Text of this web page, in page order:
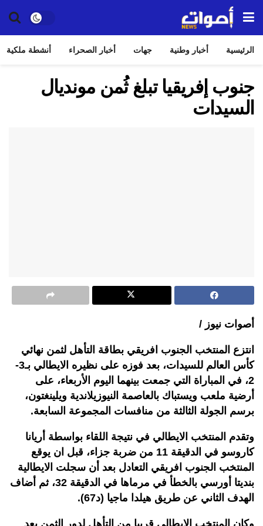
الرئيسية أخبار وطنية جهات أخبار الصحراء أنشطة ملكية
جنوب إفريقيا تبلغ ثُمن مونديال
السيدات
أصوات نيوز /
انتزع المنتخب الجنوب افريقي بطاقة التأهل لثمن نهائي
كأس العالم للسيدات، بعد فوزه على نظيره الايطالي بـ3-
2، في المباراة التي جمعت بينهما اليوم الأربعاء، على
أرضية ملعب ويستباك بالعاصمة النيوزيلاندية ويلينغتون،
برسم الجولة الثالثة من منافسات المجموعة السابعة.
وتقدم المنتخب الايطالي في نتيجة اللقاء بواسطة أريانا
كاروسو في الدقيقة 11 من ضربة جزاء، قبل ان يوقع
المنتخب الجنوب افريقي التعادل بعد أن سجلت الايطالية
بنديتا أورسي بالخطأ في مرماها في الدقيقة 32، ثم أضاف
الهدف الثاني عن طريق هيلدا ماجيا (د67).